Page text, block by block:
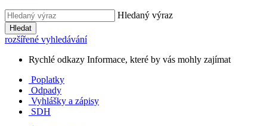
Hledaný výraz
Hledat
rozšířené vyhledávání
Rychlé odkazy Informace, které by vás mohly zajímat
Poplatky
Odpady
Vyhlášky a zápisy
SDH